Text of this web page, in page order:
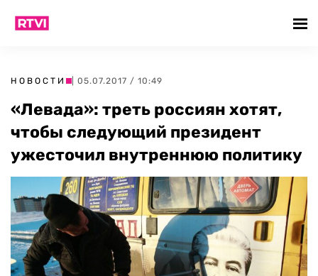
НОВОСТИ | 05.07.2017 / 10:49
«Левада»: треть россиян хотят,
чтобы следующий президент
ужесточил внутреннюю политику